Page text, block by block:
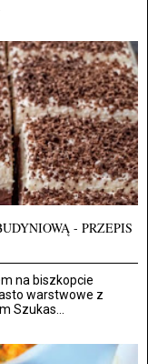
- PRZEPIS
na biszkopcie
warstwowe z
Szukas...